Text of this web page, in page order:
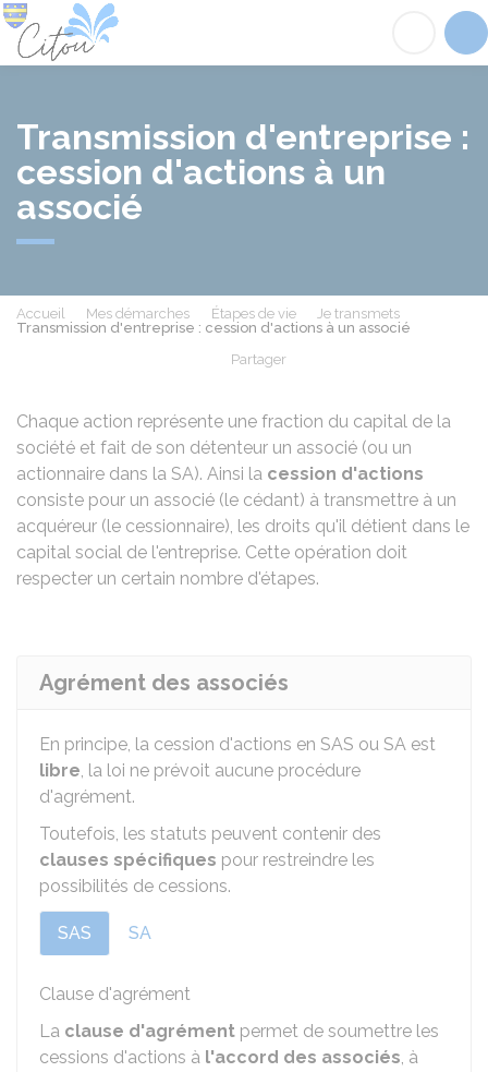
Transmission d'entreprise :
cession d'actions à un
associé
Accueil Mes démarches Étapes de vie
Je transmets
Transmission d'entreprise : cession d'actions à un associé
Partager
Chaque action représente une fraction du capital de la
société et fait de son détenteur un associé (ou un
actionnaire dans la SA). Ainsi la cession d'actions
consiste pour un associé (le cédant) à transmettre à un
acquéreur (le cessionnaire), les droits qu'il détient dans le
capital social de l'entreprise. Cette opération doit
respecter un certain nombre d'étapes.
Agrément des associés
En principe, la cession d'actions en SAS ou SA est
libre, la loi ne prévoit aucune procédure
d'agrément.
Toutefois, les statuts peuvent contenir des
clauses spécifiques pour restreindre les
possibilités de cessions.
SAS SA
Clause d'agrément
La clause d'agrément permet de soumettre les
cessions d'actions à l'accord des associés, à